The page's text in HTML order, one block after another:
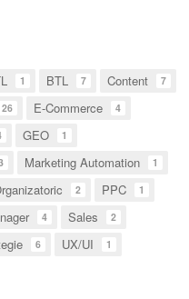
1 BTL 7 Content 7
26 E-Commerce 4
GEO 1
Marketing Automation 1
2 PPC 1
4 Sales 2
6 UX/UI 1